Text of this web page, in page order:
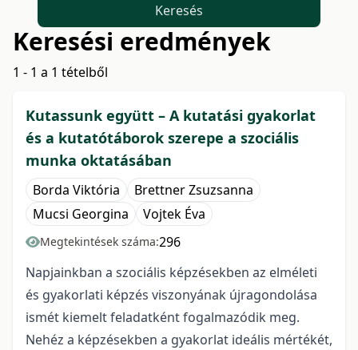
Keresés
Keresési eredmények
1 - 1 a 1 tételből
Kutassunk együtt – A kutatási gyakorlat
és a kutatótáborok szerepe a szociális
munka oktatásában
Borda Viktória
Brettner Zsuzsanna
Mucsi Georgina
Vojtek Éva
Megtekintések száma:296
Napjainkban a szociális képzésekben az elméleti
és gyakorlati képzés viszonyának újragondolása
ismét kiemelt feladatként fogalmazódik meg.
Nehéz a képzésekben a gyakorlat ideális mértékét,